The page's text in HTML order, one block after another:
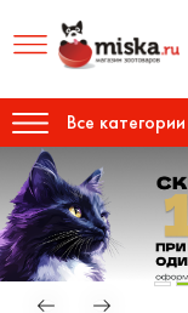
Все категории